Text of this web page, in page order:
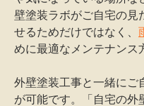
壁塗装ラボがご自宅の見
せるためだけではなく、
めに最適なメンテナンス
外壁塗装工事と一緒にご
が可能です。「自宅の外